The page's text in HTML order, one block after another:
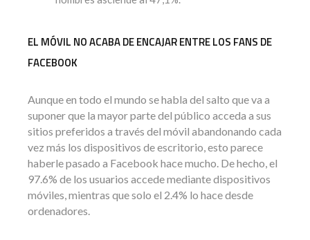
EL MÓVIL NO ACABA DE ENCAJAR ENTRE LOS FANS DE
FACEBOOK
Aunque en todo el mundo se habla del salto que va a
suponer que la mayor parte del público acceda a sus
sitios preferidos a través del móvil abandonando cada
vez más los dispositivos de escritorio, esto parece
haberle pasado a Facebook hace mucho. De hecho, el
97.6% de los usuarios accede mediante dispositivos
móviles, mientras que solo el 2.4% lo hace desde
ordenadores.